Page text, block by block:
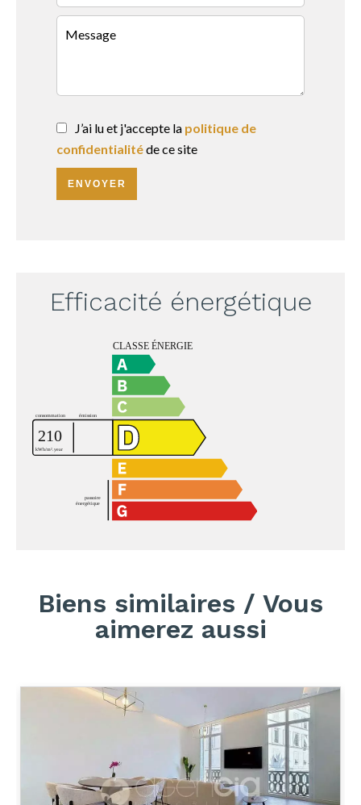
J’ai lu et j'accepte la politique de
confidentialitéde ce site
ENVOYER
Efficacité énergétique
Biens similaires / Vous
aimerez aussi